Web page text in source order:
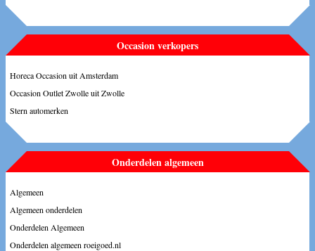
Occasion verkopers
Horeca Occasion uit Amsterdam
Occasion Outlet Zwolle uit Zwolle
Stern automerken
Onderdelen algemeen
Algemeen
Algemeen onderdelen
Onderdelen Algemeen
Onderdelen algemeen roeigoed.nl